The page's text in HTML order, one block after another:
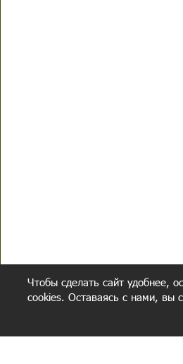
Чтобы сделать сайт удобнее,
cookies. Оставаясь с нами, вы